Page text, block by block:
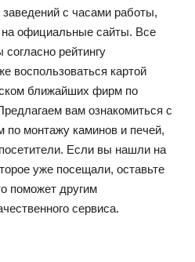
с часами работы,
официальные сайты. Все
согласно рейтингу
воспользоваться картой
ближайших фирм по
вам ознакомиться с
по монтажу каминов и печей,
Если вы нашли на
уже посещали, оставьте
поможет другим
сервиса.